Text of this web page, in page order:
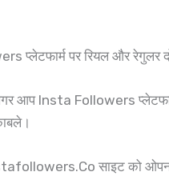
पर रियल और रेगुलर
Insta Followers
साइट को